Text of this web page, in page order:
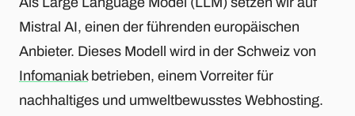
Mistral AI, einen der führenden europäischen
Anbieter. Dieses Modell wird in der Schweiz von
Infomaniakbetrieben, einem Vorreiter für
nachhaltiges und umweltbewusstes Webhosting.